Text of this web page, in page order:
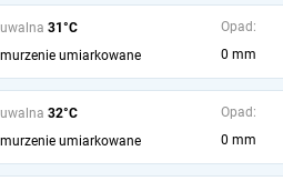
31°C
umiarkowane
Opad:
0 mm
32°C
umiarkowane
Opad:
0 mm